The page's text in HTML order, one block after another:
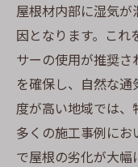
屋根材内部に湿気
因となります。これ
サーの使用が推奨さ
を確保し、自然な
度が高い地域では、
多くの施工事例にお
で屋根の劣化が大